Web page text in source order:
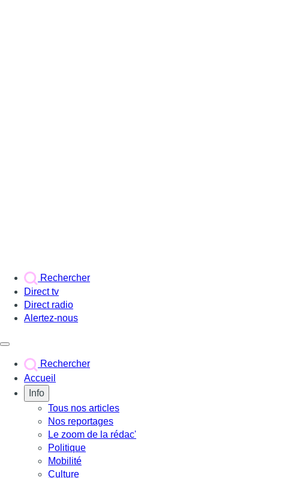
Rechercher
Direct tv
Direct radio
Alertez-nous
Rechercher
Accueil
Info
Tous nos articles
Nos reportages
Le zoom de la rédac'
Politique
Mobilité
Culture